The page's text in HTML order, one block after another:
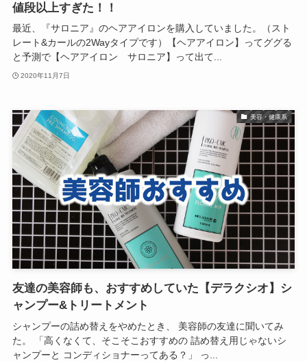
値段以上すぎた！！
最近、『サロニア』のヘアアイロンを購入していました。（スト
レート&カールの2Wayタイプです）【ヘアアイロン】ってググる
と予測で【ヘアアイロン サロニア】って出て...
2020年11月7日
美容・健康系
友達の美容師も、おすすめしていた【デラクシオ】シ
ャンプー&トリートメント
シャンプーの詰め替えをやめたとき、 美容師の友達に聞いてみ
た。 「高くなくて、そこそこおすすめの 詰め替え用じゃないシ
ャンプーと コンディショナーってある？」 っ...